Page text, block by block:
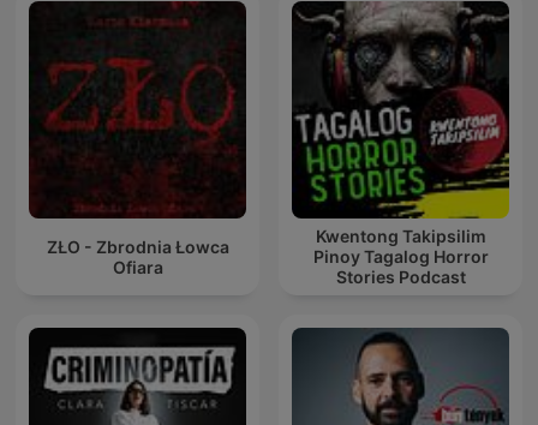
ZŁO - Zbrodnia Łowca
Ofiara
Kwentong Takipsilim
Pinoy Tagalog Horror
Stories Podcast